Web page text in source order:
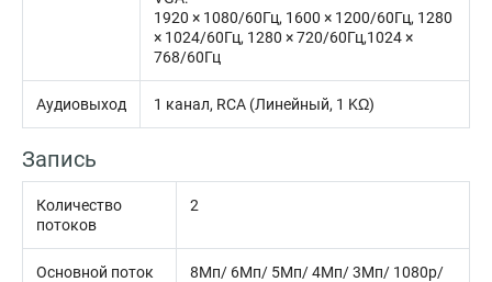
1920 × 1080/60Гц, 1600 × 1200/60Гц, 1280
× 1024/60Гц, 1280 × 720/60Гц,1024 ×
768/60Гц
Аудиовыход 1 канал, RCA (Линейный, 1 KΩ)
Запись
Количество
потоков
2
Основной поток
8Мп/ 6Мп/ 5Мп/ 4Мп/ 3Мп/ 1080p/